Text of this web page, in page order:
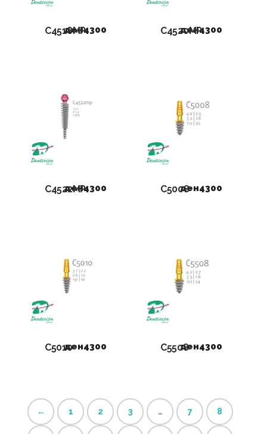
C4518MP
ден4300 C4520MP
ден4300
C4522MP
ден4300 C5008ден4300
C5010ден4300 C5508ден4300
← 1 2 3 … 7 8